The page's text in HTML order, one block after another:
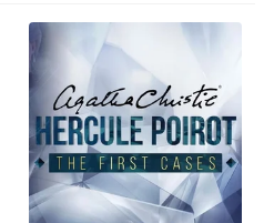
Prix barré 30,83€ HT
Prix 17,63€ HT